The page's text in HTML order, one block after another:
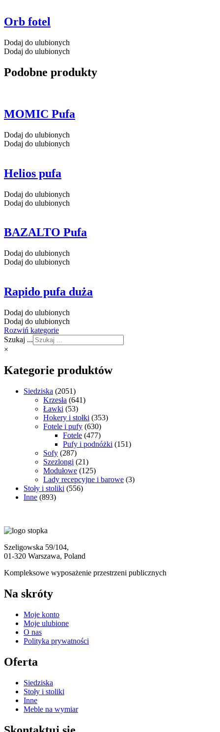
Orb fotel
Dodaj do ulubionych
Dodaj do ulubionych
Podobne produkty
MOMIC Pufa
Dodaj do ulubionych
Dodaj do ulubionych
Helios pufa
Dodaj do ulubionych
Dodaj do ulubionych
BAZALTO Pufa
Dodaj do ulubionych
Dodaj do ulubionych
Rapido pufa duża
Dodaj do ulubionych
Dodaj do ulubionych
Rozwiń kategorie
Szukaj ...
×
Kategorie produktów
Siedziska (2051)
Krzesła (641)
Ławki (53)
Hokery i stołki (353)
Fotele i pufy (630)
Fotele (477)
Pufy i podnóżki (151)
Sofy (287)
Szezlongi (21)
Modułowe (125)
Lady recepcyjne i barowe (3)
Stoły i stoliki (556)
Inne (893)
Szeligowska 59/104,
01-320 Warszawa, Poland
Kompleksowe wyposażenie przestrzeni publicznych
Na skróty
Moje konto
Moje ulubione
O nas
Polityka prywatności
Oferta
Siedziska
Stoły i stoliki
Inne
Meble na wymiar